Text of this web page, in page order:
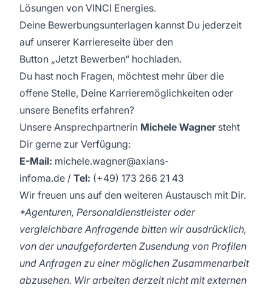
Lösungen von VINCI Energies.
Deine Bewerbungsunterlagen kannst Du jederzeit
auf unserer Karriereseite über den
Button „Jetzt Bewerben“ hochladen.​
​Du hast noch Fragen, möchtest mehr über die
offene Stelle, Deine Karrieremöglichkeiten oder
unsere Benefits erfahren?​
Unsere Ansprechpartnerin Michele Wagnersteht
Dir gerne zur Verfügung:​
E-Mail: michele.wagner@axians-
infoma.de / Tel: (+49) 173 266 21 43
Wir freuen uns auf den weiteren Austausch mit Dir.
*Agenturen, Personaldienstleister oder
vergleichbare Anfragende bitten wir ausdrücklich,
von der unaufgeforderten Zusendung von Profilen
und Anfragen zu einer möglichen Zusammenarbeit
abzusehen. Wir arbeiten derzeit nicht mit externen